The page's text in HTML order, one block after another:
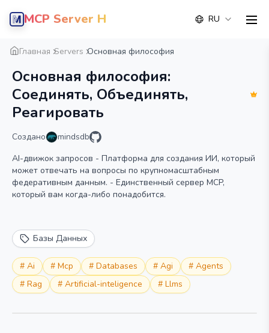
MCP Server Hub RU
Главная Servers Основная философия
Основная философия:
Соединять, Объединять,
Реагировать
Создано
mindsdb
AI-движок запросов - Платформа для создания ИИ, который
может отвечать на вопросы по крупномасштабным
федеративным данным. - Единственный сервер MCP,
который вам когда-либо понадобится.
Базы Данных
# Ai # Mcp # Databases # Agi # Agents
# Rag # Artificial-inteligence # Llms
Обзор Деталь Альтернатива